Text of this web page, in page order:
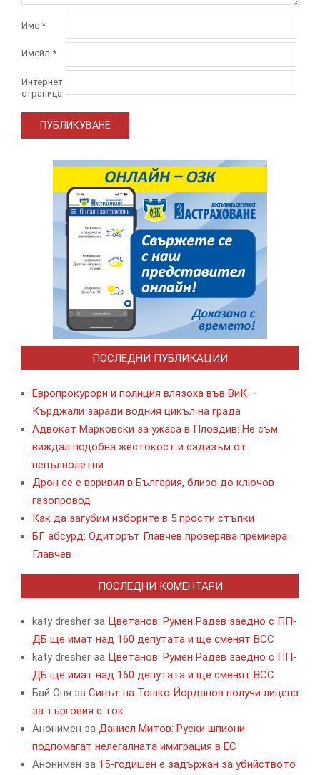
Име *
Имейл *
Интернет
страница
ПОСЛЕДНИ ПУБЛИКАЦИИ
Европрокурори и полиция влязоха във ВиК –
Кърджали заради водния цикъл на града
Адвокат Марковски за ужаса в Пловдив: Не съм
виждал подобна жестокост и садизъм от
непълнолетни
Дрон се е взривил в България, близо до ключов
газопровод
Как да загубим изборите в 5 прости стъпки
БГ абсурд: Одиторът Главчев проверява премиера
Главчев
ПОСЛЕДНИ КОМЕНТАРИ
katy dresher за Цветанов: Румен Радев заедно с ПП-
ДБ ще имат над 160 депутата и ще сменят ВСС
katy dresher за Цветанов: Румен Радев заедно с ПП-
ДБ ще имат над 160 депутата и ще сменят ВСС
Бай Оня за Синът на Тошко Йорданов получи лиценз
за търговия с ток
Анонимен за Даниел Митов: Руски шпиони
подпомагат нелегалната имиграция в ЕС
Анонимен за 15-годишен е задържан за убийството